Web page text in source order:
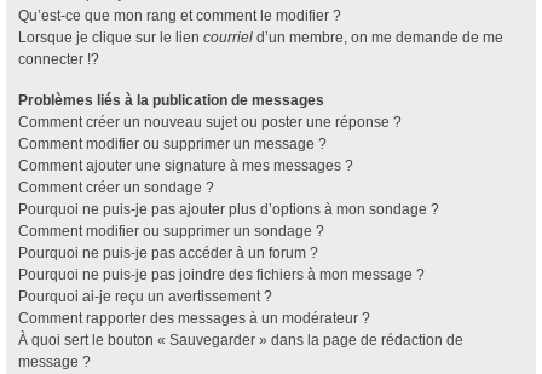
Qu’est-ce que mon rang et comment le modifier ?
Lorsque je clique sur le lien courriel d’un membre, on me demande de me
connecter !?
Problèmes liés à la publication de messages
Comment créer un nouveau sujet ou poster une réponse ?
Comment modifier ou supprimer un message ?
Comment ajouter une signature à mes messages ?
Comment créer un sondage ?
Pourquoi ne puis-je pas ajouter plus d’options à mon sondage ?
Comment modifier ou supprimer un sondage ?
Pourquoi ne puis-je pas accéder à un forum ?
Pourquoi ne puis-je pas joindre des fichiers à mon message ?
Pourquoi ai-je reçu un avertissement ?
Comment rapporter des messages à un modérateur ?
À quoi sert le bouton « Sauvegarder » dans la page de rédaction de
message ?